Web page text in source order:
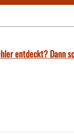
entdeckt? Dann